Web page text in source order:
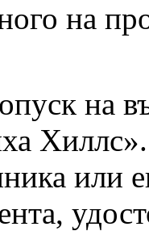
на
на
или